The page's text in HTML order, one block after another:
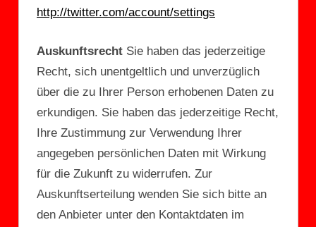
http://twitter.com/account/settings
Auskunftsrecht Sie haben das jederzeitige
Recht, sich unentgeltlich und unverzüglich
über die zu Ihrer Person erhobenen Daten zu
erkundigen. Sie haben das jederzeitige Recht,
Ihre Zustimmung zur Verwendung Ihrer
angegeben persönlichen Daten mit Wirkung
für die Zukunft zu widerrufen. Zur
Auskunftserteilung wenden Sie sich bitte an
den Anbieter unter den Kontaktdaten im